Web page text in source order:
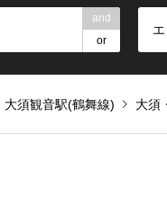
and
or
大須観音駅(鶴舞線) 大須